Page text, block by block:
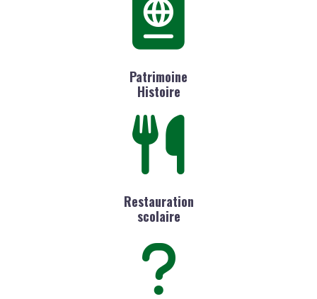
Patrimoine
Histoire
Restauration
scolaire